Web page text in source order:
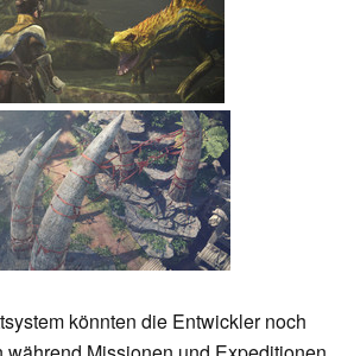
könnten die Entwickler noch